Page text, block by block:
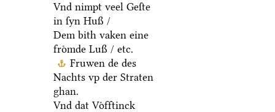
Vnd nimpt veel Geſte
in ſyn Huß /
Dem bith vaken eine
froͤmde Luß / etc.
Fruwen de des
Nachts vp der Straten
ghan.
Vnd dat Voͤfftinck